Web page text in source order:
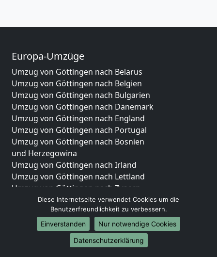
Europa-Umzüge
Umzug von Göttingen nach Belarus
Umzug von Göttingen nach Belgien
Umzug von Göttingen nach Bulgarien
Umzug von Göttingen nach Dänemark
Umzug von Göttingen nach England
Umzug von Göttingen nach Portugal
Umzug von Göttingen nach Bosnien
und Herzegowina
Umzug von Göttingen nach Irland
Umzug von Göttingen nach Lettland
Umzug von Göttingen nach Zypern
Umzug von Göttingen nach Kroatien
Umzug von Göttingen nach Estland
Umzug von Göttingen nach Finnland
Umzug von Göttingen nach Frankreich
Umzug von Göttingen nach Griechenland
Diese Internetseite verwendet Cookies um die
Benutzerfreundlichkeit zu verbessern.
Einverstanden
Nur notwendige Cookies
Datenschutzerklärung